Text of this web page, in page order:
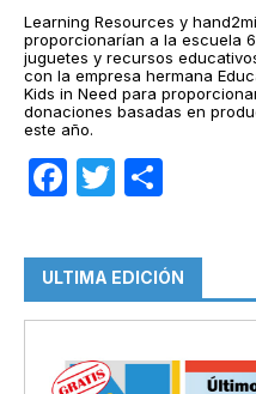
Learning Resources y
proporcionarían a la escuela
juguetes y recursos
con la empresa hermana
Kids in Need para
donaciones basadas en
este año.
Facebook
Twitter
ULTIMA EDICIÓN